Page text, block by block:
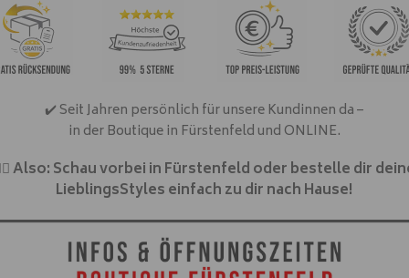
✔️ Seit Jahren persönlich für unsere Kundinnen da –
in der Boutique in Fürstenfeld und ONLINE.
Also: Schau vorbei in Fürstenfeld oder bestelle dir
LieblingsStyles einfach zu dir nach Hause!